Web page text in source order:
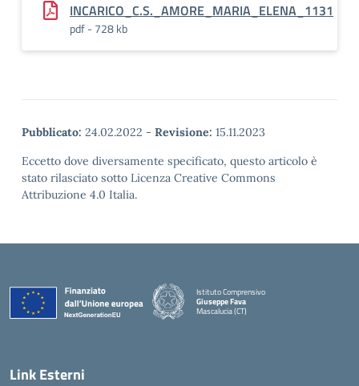
INCARICO_C.S._AMORE_MARIA_ELENA_1131
pdf - 728 kb
Pubblicato: 24.02.2022 - Revisione: 15.11.2023
Eccetto dove diversamente specificato, questo articolo è
stato rilasciato sotto Licenza Creative Commons
Attribuzione 4.0 Italia.
Istituto Comprensivo
Giuseppe Fava
Mascalucia (CT)
Link Esterni